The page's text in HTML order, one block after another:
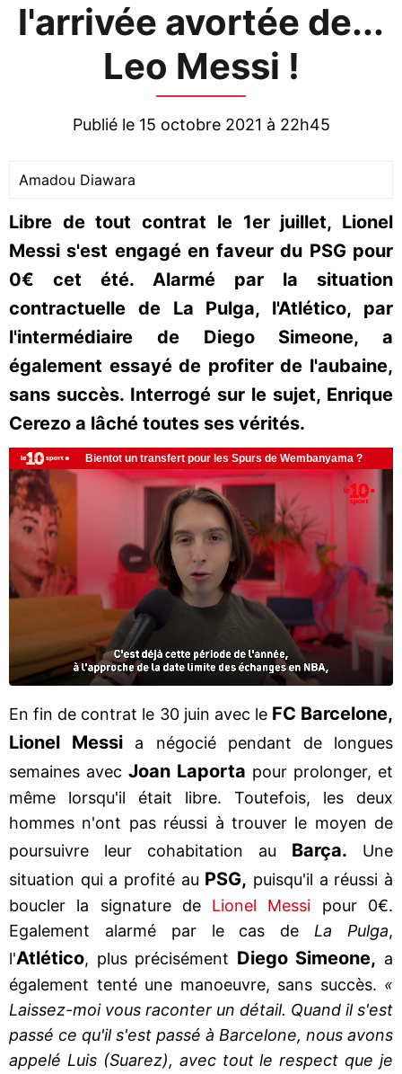
l'arrivée avortée de...
Leo Messi !
Publié le 15 octobre 2021 à 22h45
Amadou Diawara
Libre de tout contrat le 1er juillet, Lionel
Messi s'est engagé en faveur du PSG pour
0€ cet été. Alarmé par la situation
contractuelle de La Pulga, l'Atlético, par
l'intermédiaire de Diego Simeone, a
également essayé de profiter de l'aubaine,
sans succès. Interrogé sur le sujet, Enrique
Cerezo a lâché toutes ses vérités.
En fin de contrat le 30 juin avec le FC Barcelone,
Lionel Messi a négocié pendant de longues
semaines avec Joan Laporta pour prolonger, et
même lorsqu'il était libre. Toutefois, les deux
hommes n'ont pas réussi à trouver le moyen de
poursuivre leur cohabitation au Barça. Une
situation qui a profité au PSG, puisqu'il a réussi à
boucler la signature de Lionel Messi pour 0€.
Egalement alarmé par le cas de La Pulga,
l'Atlético, plus précisément Diego Simeone, a
également tenté une manoeuvre, sans succès. «
Laissez-moi vous raconter un détail. Quand il s'est
passé ce qu'il s'est passé à Barcelone, nous avons
appelé Luis (Suarez), avec tout le respect que je